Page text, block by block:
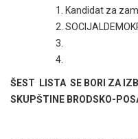
Kandidat za
ŠEST LISTA SE BORI ZA
SKUPŠTINE BRODSKO-